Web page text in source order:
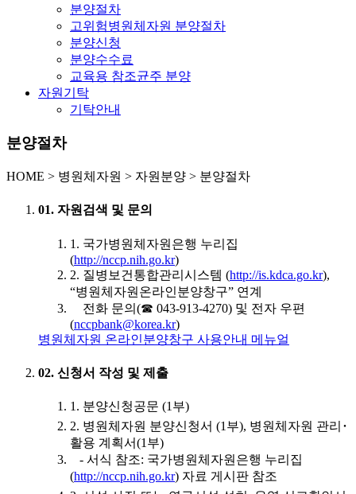
분양절차
고위험병원체자원 분양절차
분양신청
분양수수료
교육용 참조균주 분양
자원기탁
기탁안내
분양절차
HOME > 병원체자원 > 자원분양 > 분양절차
01. 자원검색 및 문의
1. 국가병원체자원은행 누리집
(http://nccp.nih.go.kr)
2. 질병보건통합관리시스템 (http://is.kdca.go.kr),
“병원체자원온라인분양창구” 연계
전화 문의(☎ 043-913-4270) 및 전자 우편
(nccpbank@korea.kr)
병원체자원 온라인분양창구 사용안내 메뉴얼
02. 신청서 작성 및 제출
1. 분양신청공문 (1부)
2. 병원체자원 분양신청서 (1부), 병원체자원 관리･
활용 계획서(1부)
- 서식 참조: 국가병원체자원은행 누리집
(http://nccp.nih.go.kr) 자료 게시판 참조